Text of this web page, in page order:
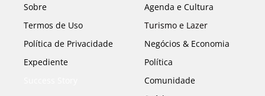
Sobre
Termos de Uso
Política de Privacidade
Expediente
Agenda e Cultura
Turismo e Lazer
Negócios & Economia
Política
Comunidade